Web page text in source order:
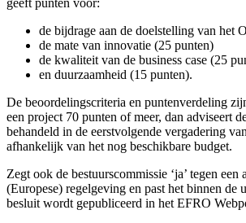
geeft punten voor:
de bijdrage aan de doelstelling van het
de mate van innovatie (25 punten)
de kwaliteit van de business case (25
en duurzaamheid (15 punten).
De beoordelingscriteria en puntenverdeling
een project 70 punten of meer, dan adviseert
behandeld in de eerstvolgende vergadering
afhankelijk van het nog beschikbare budget.
Zegt ook de bestuurscommissie ‘ja’ tegen
(Europese) regelgeving en past het binnen
besluit wordt gepubliceerd in het EFRO